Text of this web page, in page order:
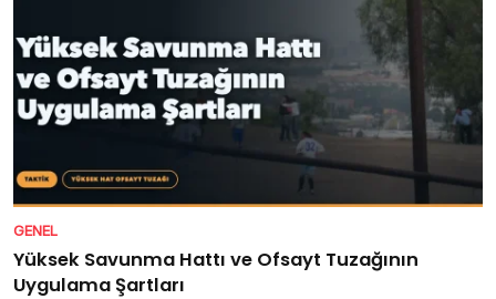
GENEL
Yüksek Savunma Hattı ve Ofsayt Tuzağının
Uygulama Şartları